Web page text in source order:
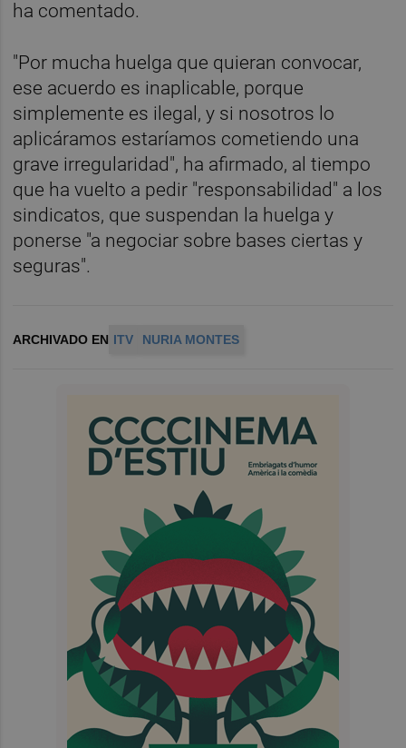
ha comentado.
"Por mucha huelga que quieran convocar,
ese acuerdo es inaplicable, porque
simplemente es ilegal, y si nosotros lo
aplicáramos estaríamos cometiendo una
grave irregularidad", ha afirmado, al tiempo
que ha vuelto a pedir "responsabilidad" a los
sindicatos, que suspendan la huelga y
ponerse "a negociar sobre bases ciertas y
seguras".
ARCHIVADO EN ITV NURIA MONTES